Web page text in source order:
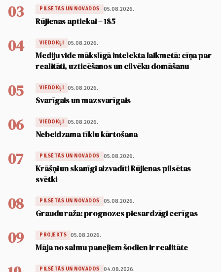
03 PILSĒTĀS UN NOVADOS 05.08.2026.
Rūjienas aptiekai – 185
04 VIEDOKĻI 05.08.2026.
Mediju vide mākslīgā intelekta laikmetā: cīņa par
realitāti, uzticēšanos un cilvēku domāšanu
05 VIEDOKĻI 05.08.2026.
Svarīgais un mazsvarīgais
06 VIEDOKĻI 05.08.2026.
Nebeidzama tīklu kārtošana
07 PILSĒTĀS UN NOVADOS 05.08.2026.
Krāšņi un skanīgi aizvadīti Rūjienas pilsētas
svētki
08 PILSĒTĀS UN NOVADOS 05.08.2026.
Graudu raža: prognozes piesardzīgi cerīgas
09 PROJEKTS 05.08.2026.
Māja no salmu paneļiem šodien ir realitāte
PILSĒTĀS UN NOVADOS 04.08.2026.